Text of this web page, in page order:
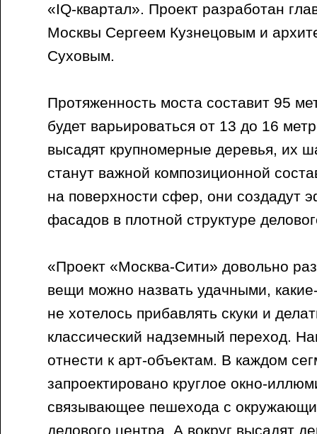
«IQ-квартал». Проект разработан
Москвы Сергеем Кузнецовым и
Суховым.
Протяженность моста составит 95
будет варьироваться от 13 до 16
высадят крупномерные деревья, их
станут важной композиционной
на поверхности сфер, они создадут
фасадов в плотной структуре
«Проект «Москва-Сити» довольно
вещи можно назвать удачными,
не хотелось прибавлять скуки и
классический надземный переход.
отнести к арт-объектам. В каждом
запроектировано круглое окно-
связывающее пешехода с
делового центра. А вокруг высадят